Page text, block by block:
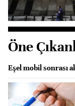
Öne
Eşel mobil sonrası